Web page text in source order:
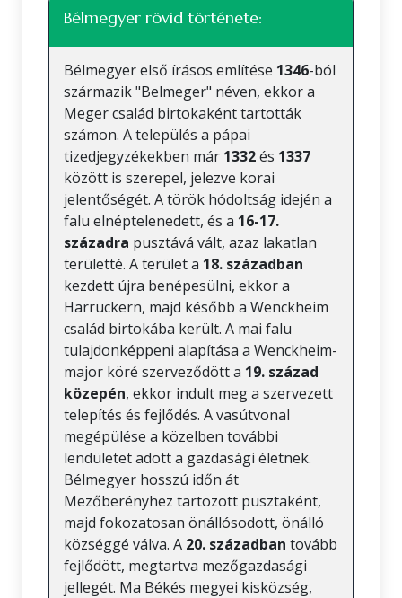
Bélmegyer rövid története:
Bélmegyer első írásos említése 1346-ból
származik "Belmeger" néven, ekkor a
Meger család birtokaként tartották
számon. A település a pápai
tizedjegyzékekben már 1332és 1337
között is szerepel, jelezve korai
jelentőségét. A török hódoltság idején a
falu elnéptelenedett, és a 16-17.
századra pusztává vált, azaz lakatlan
területté. A terület a 18. században
kezdett újra benépesülni, ekkor a
Harruckern, majd később a Wenckheim
család birtokába került. A mai falu
tulajdonképpeni alapítása a Wenckheim-
major köré szerveződött a 19. század
közepén, ekkor indult meg a szervezett
telepítés és fejlődés. A vasútvonal
megépülése a közelben további
lendületet adott a gazdasági életnek.
Bélmegyer hosszú időn át
Mezőberényhez tartozott pusztaként,
majd fokozatosan önállósodott, önálló
községgé válva. A 20. században tovább
fejlődött, megtartva mezőgazdasági
jellegét. Ma Békés megyei kisközség,